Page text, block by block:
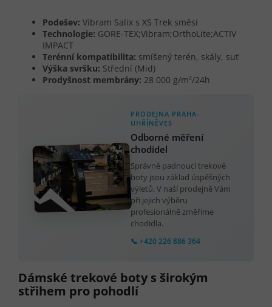
Podešev: Vibram Salix s XS Trek směsí
Technologie: GORE-TEX;Vibram;OrthoLite;ACTIV
IMPACT
Terénní kompatibilita: smíšený terén, skály, suť
Výška svršku: Střední (Mid)
Prodyšnost membrány: 28 000 g/m²/24h
PRODEJNA PRAHA-
UHŘÍNĚVES
Odborné měření
chodidel
Správně padnoucí trekové
boty jsou základ úspěšných
výletů. V naší prodejně Vám
při jejich výběru
profesionálně změříme
chodidla.
📞 +420 226 886 364
Dámské trekové boty s širokým
střihem pro pohodlí